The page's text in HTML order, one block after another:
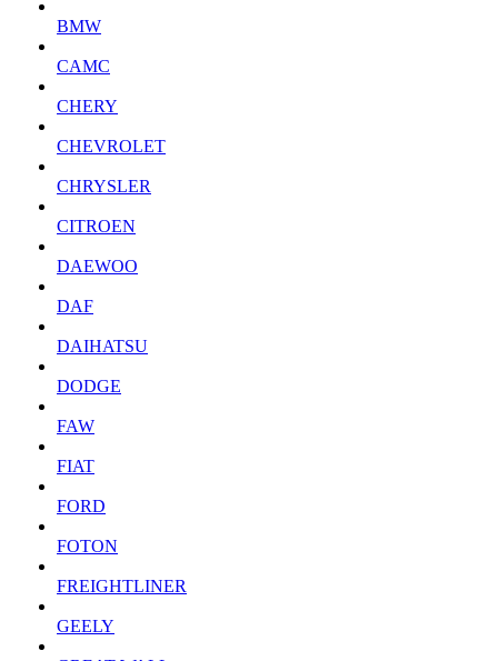
BMW
CAMC
CHERY
CHEVROLET
CHRYSLER
CITROEN
DAEWOO
DAF
DAIHATSU
DODGE
FAW
FIAT
FORD
FOTON
FREIGHTLINER
GEELY